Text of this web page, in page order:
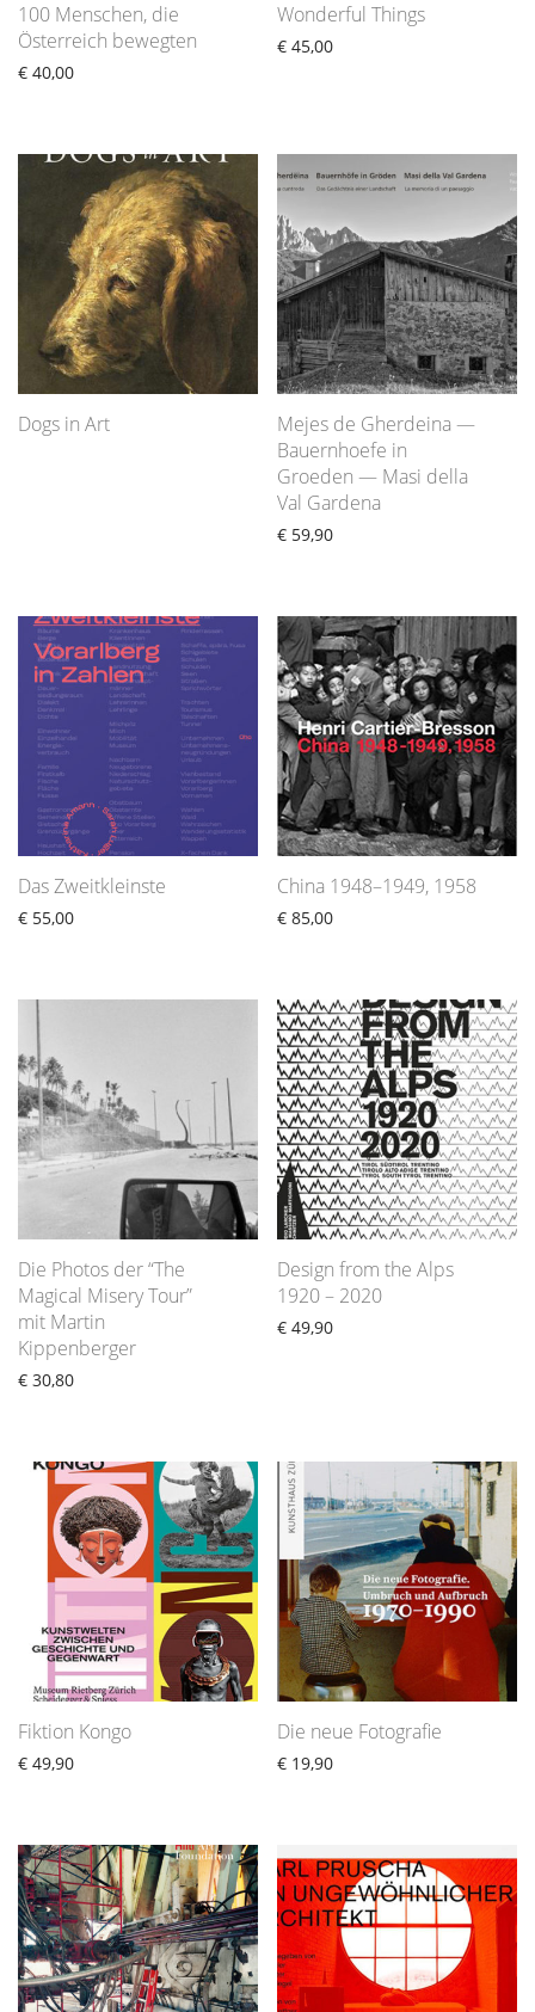
100 Menschen, die
Österreich bewegten
€ 40,00
Wonderful Things
€ 45,00
Dogs in Art
Mejes de Gherdeina —
Bauernhoefe in
Groeden — Masi della
Val Gardena
€ 59,90
Das Zweitkleinste
€ 55,00
China 1948–1949, 1958
€ 85,00
Die Photos der “The
Magical Misery Tour”
mit Martin
Kippenberger
€ 30,80
Design from the Alps
1920 – 2020
€ 49,90
Fiktion Kongo
€ 49,90
Die neue Fotografie
€ 19,90